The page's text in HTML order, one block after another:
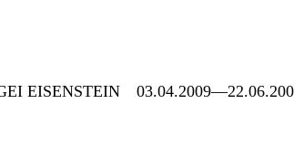
EISENSTEIN